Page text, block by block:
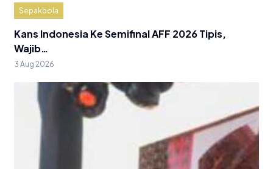
Sepakbola
Kans Indonesia Ke Semifinal AFF 2026 Tipis,
Wajib…
3 Aug 2026